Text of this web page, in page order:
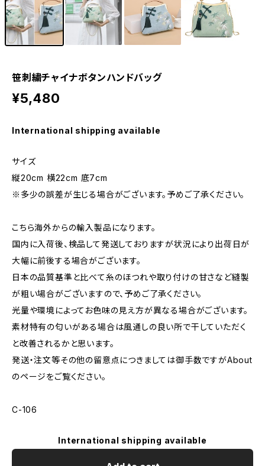
笹刺繍チャイナボタンハンドバッグ
¥5,480
International shipping available
サイズ
縦20cm 横22cm 底7cm
※多少の誤差が生じる場合がございます。予めご了承ください。
こちら海外からの輸入製品になります。
国内に入荷後、検品して発送しておりますが状況により出荷日が
大幅に前後する場合がございます。
日本の品質基準と比べて糸のほつれや取り付けの甘さなど縫製
が粗い場合がございますので、予めご了承ください。
光量や環境によってお色味の見え方が異なる場合がございます。
素材特有の匂いがある場合は風通しの良い所で干していただく
と改善されるかと思います。
発送・注文等その他の留意点につきましては御手数ですがAbout
のページをご覧ください。
C-106
International shipping available